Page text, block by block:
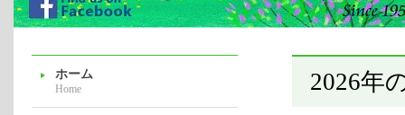
ホーム
Home 2026年